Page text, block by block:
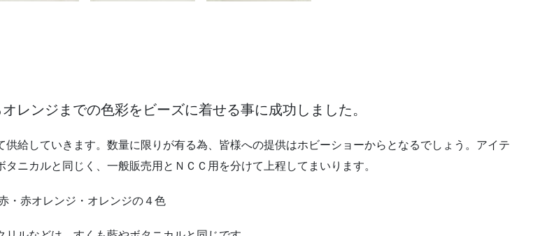
レンジまでの色彩をビーズに着せる事に成功しました。
給していきます。数量に限りが有る為、皆様への提供はホビーショーからとなるでしょう。アイテ
ニカルと同じく、一般販売用とＮＣＣ用を分けて上程してまいります。
赤オレンジ・オレンジの４色